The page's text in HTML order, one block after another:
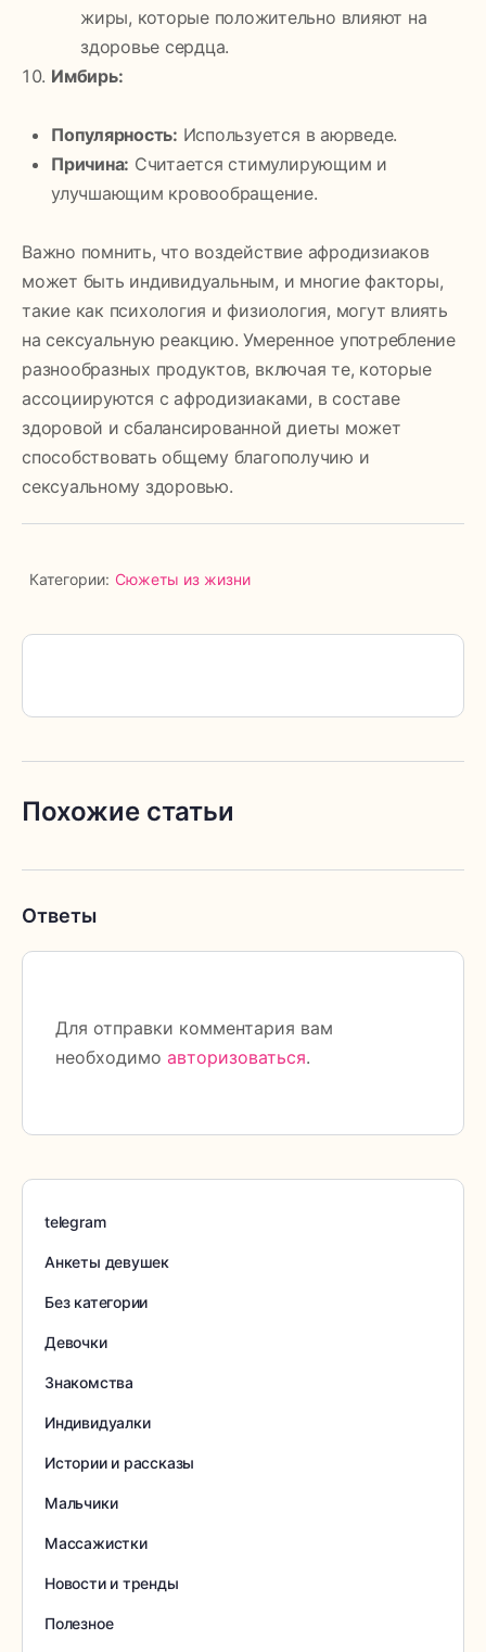
жиры, которые положительно влияют на
здоровье сердца.
Имбирь:
Популярность: Используется в аюрведе.
Причина: Считается стимулирующим и
улучшающим кровообращение.
Важно помнить, что воздействие афродизиаков
может быть индивидуальным, и многие факторы,
такие как психология и физиология, могут влиять
на сексуальную реакцию. Умеренное употребление
разнообразных продуктов, включая те, которые
ассоциируются с афродизиаками, в составе
здоровой и сбалансированной диеты может
способствовать общему благополучию и
сексуальному здоровью.
Категории: Сюжеты из жизни
Похожие статьи
Ответы
Для отправки комментария вам
необходимо авторизоваться.
telegram
Анкеты девушек
Без категории
Девочки
Знакомства
Индивидуалки
Истории и рассказы
Мальчики
Массажистки
Новости и тренды
Полезное